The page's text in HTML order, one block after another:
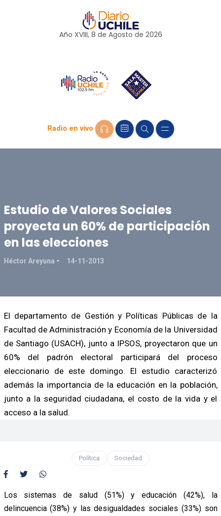
Año XVIII, 8 de Agosto de 2026
Radio en vivo
Estudio de Valores Sociales
proyecta un 60% de participación
en las elecciones
Héctor Areyuna 14-11-2013
El departamento de Gestión y Políticas Públicas de la
Facultad de Administración y Economía de la Universidad
de Santiago (USACH), junto a IPSOS, proyectaron que un
60% del padrón electoral participará del proceso
eleccionario de este domingo. El estudio caracterizó
además la importancia de la educación en la población,
junto a la seguridad ciudadana, el costo de la vida y el
acceso a la salud.
Política Sociedad
Los sistemas de salud (51%) y educación (42%), la
delincuencia (38%) y las desigualdades sociales (33%) son